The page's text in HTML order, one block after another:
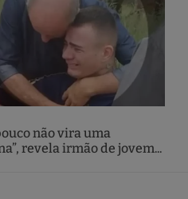
não vira uma
revela irmão de jovem...